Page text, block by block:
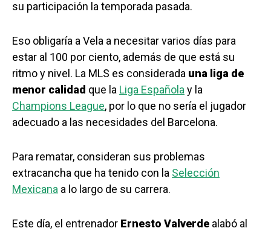
su participación la temporada pasada.
Eso obligaría a Vela a necesitar varios días para
estar al 100 por ciento, además de que está su
ritmo y nivel. La MLS es considerada una liga de
menor calidad que la Liga Españolay la
Champions League, por lo que no sería el jugador
adecuado a las necesidades del Barcelona.
Para rematar, consideran sus problemas
extracancha que ha tenido con la Selección
Mexicana a lo largo de su carrera.
Este día, el entrenador Ernesto Valverde alabó al